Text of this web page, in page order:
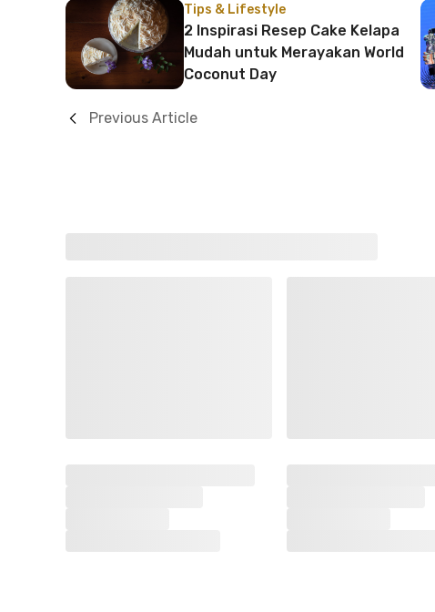
Tips & Lifestyle
2 Inspirasi Resep Cake Kelapa
Mudah untuk Merayakan World
Coconut Day
Previous Article